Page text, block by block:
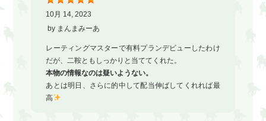
10月 14, 2023
by まんまみーあ
レーティングマスターで有料プランデビューしたわけ
だが、二鞍ともしっかりと当ててくれた。
本物の情報なのは疑いようない。
あとは明日、さらに的中して配当伸ばしてくれれば最
高